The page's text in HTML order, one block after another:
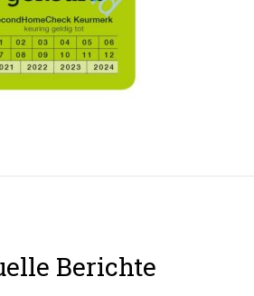
Berichte